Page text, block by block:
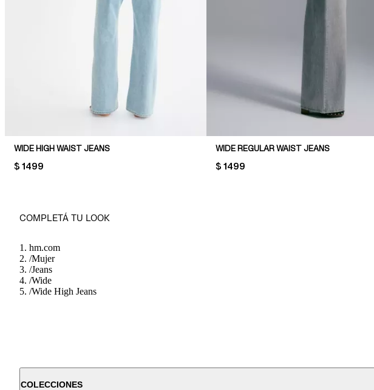
WIDE HIGH WAIST JEANS
PRICE:
$ 1499
WIDE REGULAR WAIST JEANS
PRICE:
$ 1499
COMPLETÁ TU LOOK
hm.com
/Mujer
/Jeans
/Wide
/Wide High Jeans
COLECCIONES